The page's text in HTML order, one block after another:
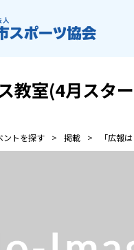
教室(4月スター
ントを探す 掲載 「広報